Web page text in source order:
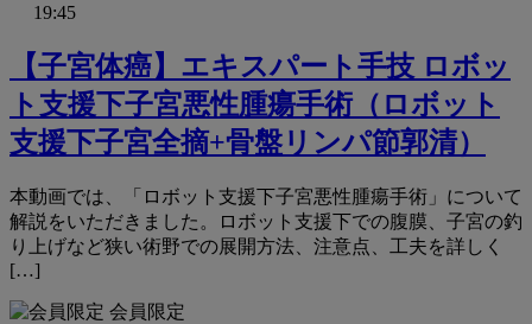
19:45
【子宮体癌】エキスパート手技 ロボッ
ト支援下子宮悪性腫瘍手術（ロボット
支援下子宮全摘+骨盤リンパ節郭清）
本動画では、「ロボット支援下子宮悪性腫瘍手術」について
解説をいただきました。ロボット支援下での腹膜、子宮の釣
り上げなど狭い術野での展開方法、注意点、工夫を詳しく
[…]
会員限定